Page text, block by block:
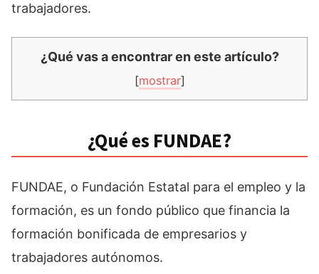
trabajadores.
¿Qué vas a encontrar en este artículo?
[mostrar]
¿Qué es FUNDAE?
FUNDAE, o Fundación Estatal para el empleo y la
formación, es un fondo público que financia la
formación bonificada de empresarios y
trabajadores autónomos.